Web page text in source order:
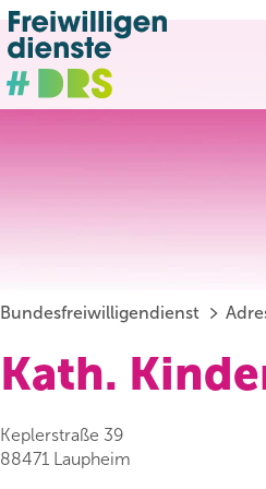
Bundesfreiwilligendienst
Kath.
Keplerstraße 39
88471 Laupheim